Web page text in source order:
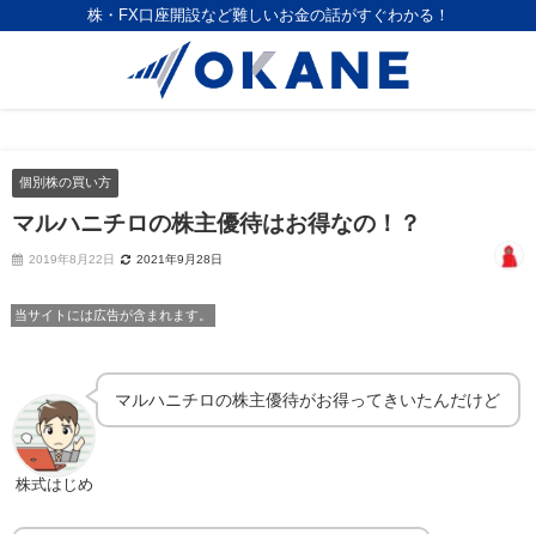
株・FX口座開設など難しいお金の話がすぐわかる！
個別株の買い方
マルハニチロの株主優待はお得なの！？
2019年8月22日 2021年9月28日
当サイトには広告が含まれます。
株式はじめ
マルハニチロの株主優待がお得ってきいたんだけど